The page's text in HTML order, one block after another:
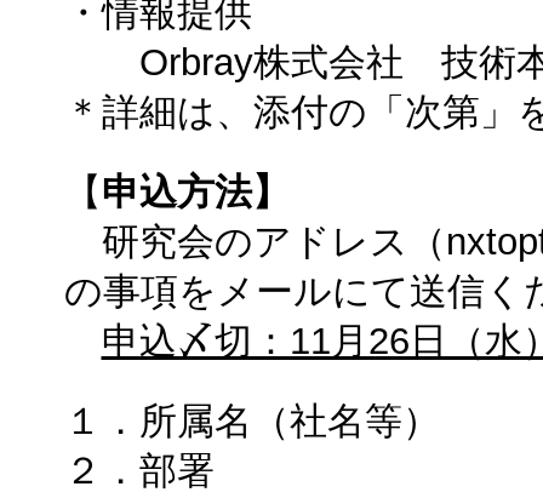
・情報提供
Orbray株式会社 技術
＊詳細は、添付の「次第」
【申込方法】
研究会のアドレス（
の事項をメールにて送信く
申込〆切：11月26日（水
１．所属名（社名等）
２．部署